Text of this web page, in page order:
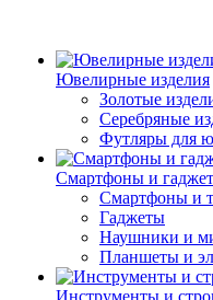
Ювелирные изделия
Золотые
Серебряные
Футляры для
Смартфоны и
Смартфоны и
Гаджеты
Наушники и
Планшеты и
Инструменты и